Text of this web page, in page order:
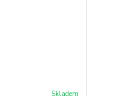
Skladem